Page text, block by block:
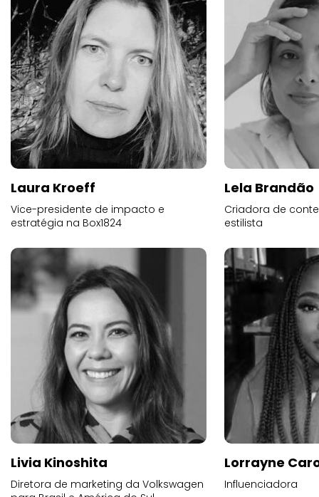
Laura Kroeff
Vice-presidente de impacto e
estratégia na Box1824
Lela Brandão
Criadora de
estilista
Livia Kinoshita
Diretora de marketing da Volkswagen
Lorrayne
Influenciadora